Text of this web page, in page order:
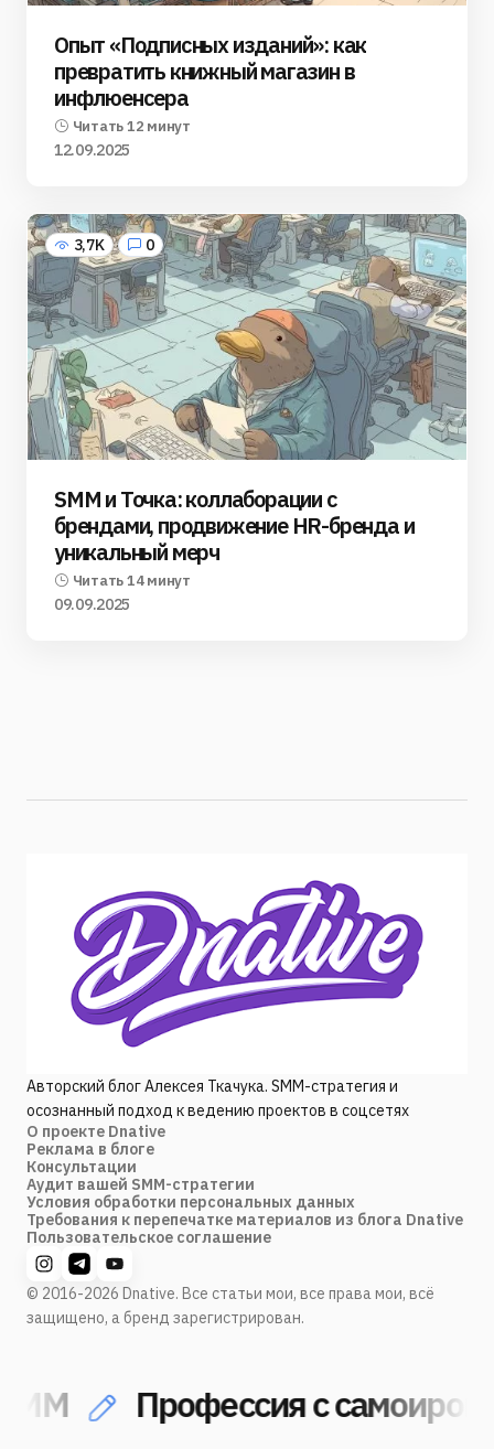
Опыт «Подписных изданий»: как
превратить книжный магазин в
инфлюенсера
Читать 12 минут
12.09.2025
3,7K 0
SMM и Точка: коллаборации с
брендами, продвижение HR-бренда и
уникальный мерч
Читать 14 минут
09.09.2025
Авторский блог Алексея Ткачука. SMM-стратегия и
осознанный подход к ведению проектов в соцсетях
О проекте Dnative
Реклама в блоге
Консультации
Аудит вашей SMM-стратегии
Условия обработки персональных данных
Требования к перепечатке материалов из блога Dnative
Пользовательское соглашение
© 2016-2026 Dnative. Все статьи мои, все права мои, всё
защищено, а бренд зарегистрирован.
Профессия с